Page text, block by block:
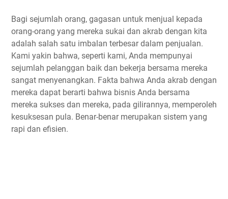
Bagi sejumlah orang, gagasan untuk menjual kepada
orang-orang yang mereka sukai dan akrab dengan kita
adalah salah satu imbalan terbesar dalam penjualan.
Kami yakin bahwa, seperti kami, Anda mempunyai
sejumlah pelanggan baik dan bekerja bersama mereka
sangat menyenangkan. Fakta bahwa Anda akrab dengan
mereka dapat berarti bahwa bisnis Anda bersama
mereka sukses dan mereka, pada gilirannya, memperoleh
kesuksesan pula. Benar-benar merupakan sistem yang
rapi dan efisien.